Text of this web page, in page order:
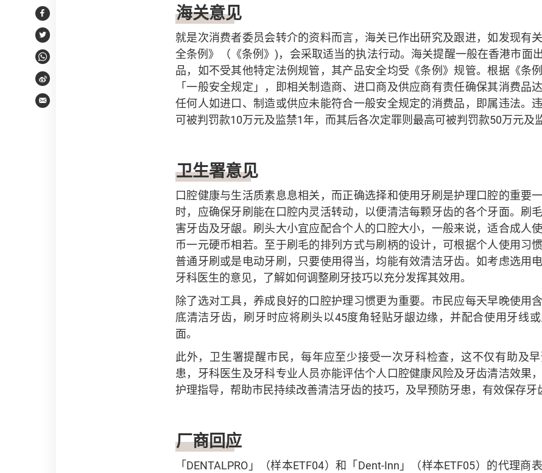
Facebook
Twitter
WhatsApp
Weibo
Email
海关意见
就是次消费者委员会转介的资料而言，海关已作出研究及跟进，如发现有
全条例》（《条例》)，会采取适当的执法行动。海关提醒一般在香港市面
品，如不受其他特定法例规管，其产品安全均受《条例》规管。根据《条
「一般安全规定」，即相关制造商、进口商及供应商有责任确保其消费品
任何人如进口、制造或供应未能符合一般安全规定的消费品，即属违法。
可被判罚款10万元及监禁1年，而其后各次定罪则最高可被判罚款50万元及
卫生署意见
口腔健康与生活质素息息相关，而正确选择和使用牙刷是护理口腔的重要
时，应确保牙刷能在口腔内灵活转动，以便清洁每颗牙齿的各个牙面。刷
害牙齿及牙龈。刷头大小宜应配合个人的口腔大小，一般来说，适合成人
币一元硬币相若。至于刷毛的排列方式与刷柄的设计，可根据个人使用习
普通牙刷或是电动牙刷，只要使用得当，均能有效清洁牙齿。如考虑选用
牙科医生的意见，了解如何调整刷牙技巧以充分发挥其效用。
除了选对工具，养成良好的口腔护理习惯更为重要。市民应每天早晚使用
底清洁牙齿，刷牙时应将刷头以45度角轻贴牙龈边缘，并配合使用牙线
面。
此外，卫生署提醒市民，每年应至少接受一次牙科检查，这不仅有助及
患，牙科医生及牙科专业人员亦能评估个人口腔健康风险及牙齿清洁效果
护理指导，帮助市民持续改善清洁牙齿的技巧，及早预防牙患，有效保存牙
厂商回应
「DENTALPRO」（样本ETF04）和「Dent-Inn」（样本ETF05）的代理商